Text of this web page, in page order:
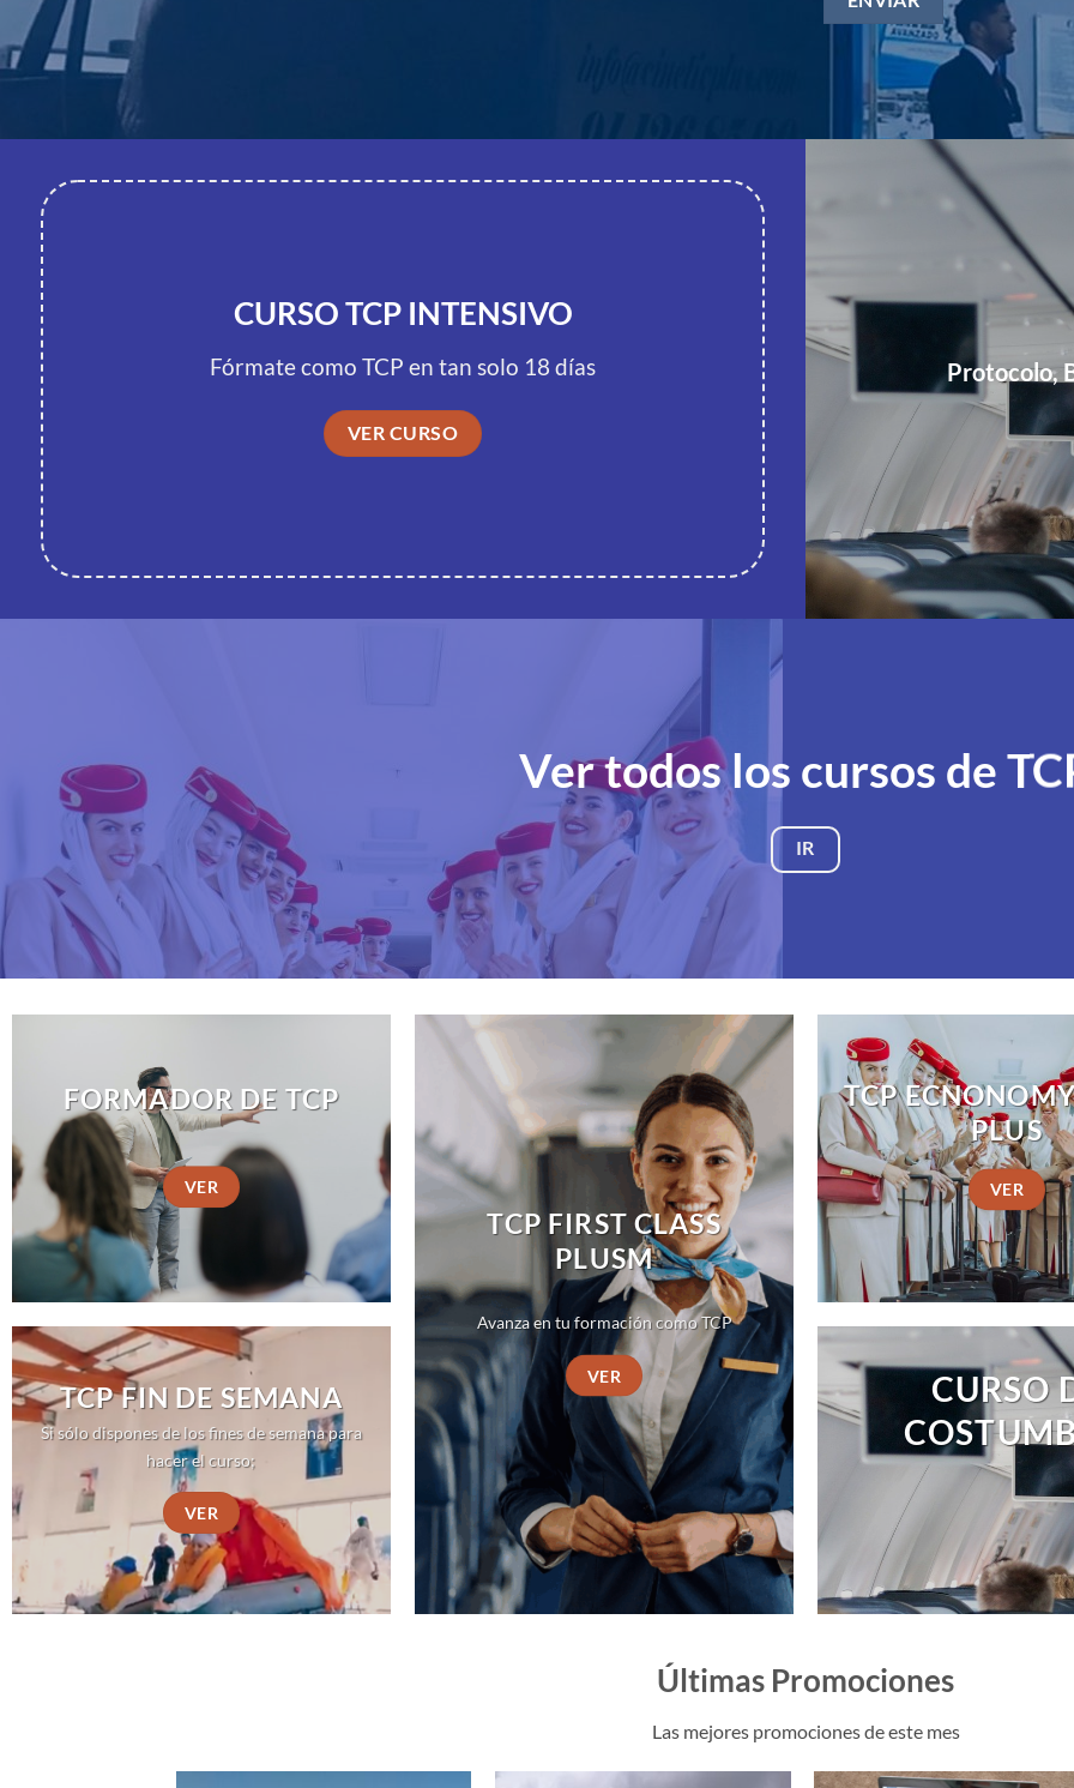
CURSO TCP INTENSIVO
Fórmate como TCP en tan solo 18 días
VER CURSO
Protocolo,
Ver todos los cursos de
IR
FORMADOR DE TCP
VER
TCP FIN DE SEMANA
Si sólo dispones de los fines de semana para
hacer el curso;
VER
TCP FIRST CLASS
PLUSM
Avanza en tu formación como TCP
VER
TCP
PLUS
VER
CURSO
Últimas Promociones
Las mejores promociones de este mes